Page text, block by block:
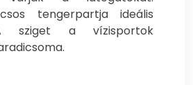
tengerpartja ideális
sziget a vízisportok